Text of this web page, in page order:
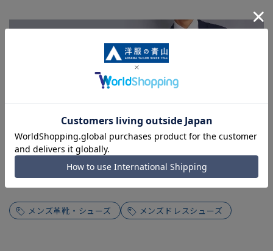
関連カテゴリから他の商品を探す
メンズ革靴・シューズ メンズドレスシューズ